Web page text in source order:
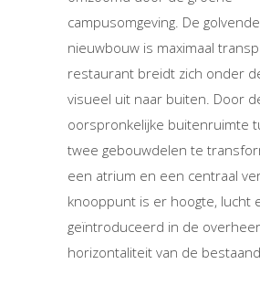
campusomgeving. De
nieuwbouw is maximaal
restaurant breidt zich onder
visueel uit naar buiten. Door
oorspronkelijke buitenruimte
twee gebouwdelen te
een atrium en een centraal
knooppunt is er hoogte, lucht
geïntroduceerd in de
horizontaliteit van de